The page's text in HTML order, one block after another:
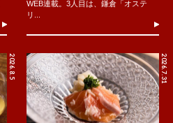
WEB連載。3人目は、鎌倉「オステ
リ...
2026.8.5 2026.7.31